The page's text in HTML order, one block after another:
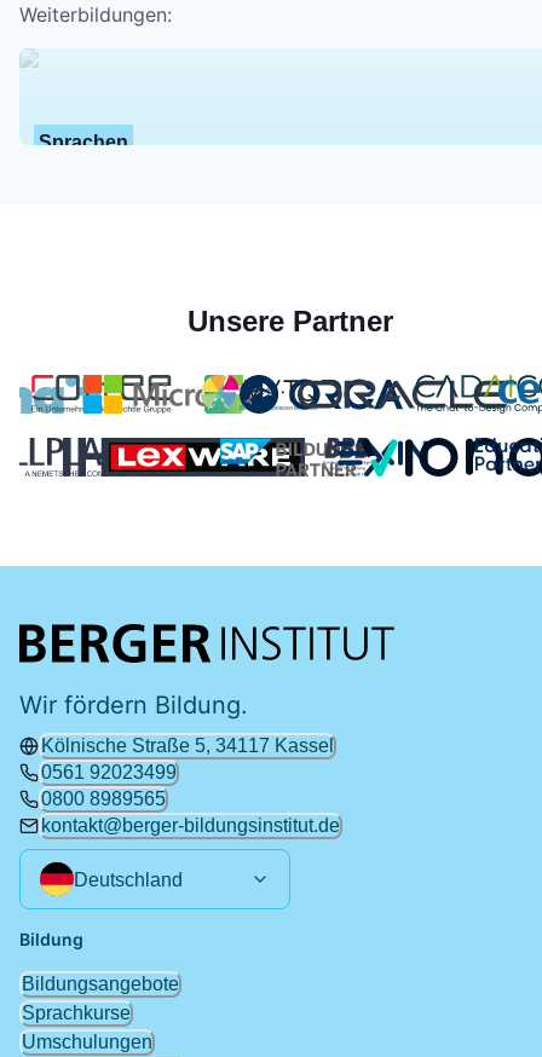
Weiterbildungen:
Sprachen
Unsere Partner
Wir fördern Bildung.
Kölnische Straße 5, 34117 Kassel
0561 92023499
0800 8989565
kontakt@berger-bildungsinstitut.de
Deutschland
Bildung
Bildungsangebote
Sprachkurse
Umschulungen